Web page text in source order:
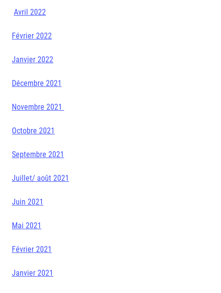
Avril 2022
Février 2022
Janvier 2022
Décembre 2021
Novembre 2021
Octobre 2021
Septembre 2021
Juillet/ août 2021
Juin 2021
Mai 2021
Février 2021
Janvier 2021